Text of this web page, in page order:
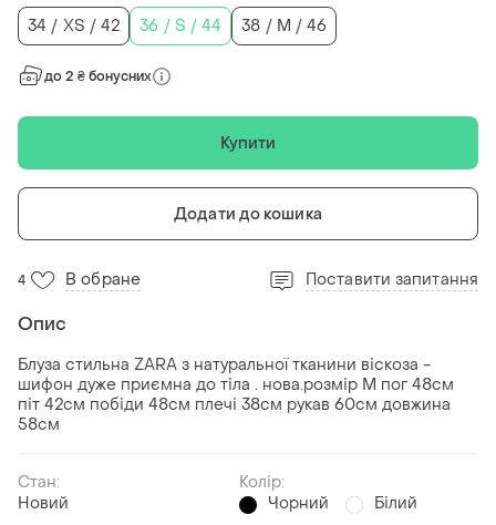
34 / XS / 42
36 / S / 44 38 / M / 46
до 2 ₴ бонусних
Купити
Додати до кошика
4 В обране Поставити запитання
Опис
Блуза стильна ZARA з натуральної тканини віскоза -
шифон дуже приємна до тіла . нова.розмір М пог 48см
піт 42см побіди 48см плечі 38см рукав 60см довжина
58см
Стан:
Новий
Колір:
Чорний
Білий